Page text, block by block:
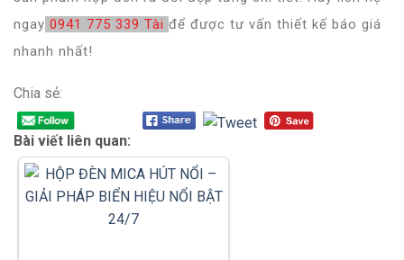
ngay 0941 775 339 Tài để được tư vấn thiết kế báo giá
nhanh nhất!
Chia sẻ:
Bài viết liên quan: